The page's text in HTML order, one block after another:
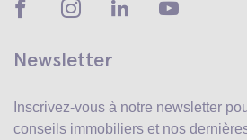
Newsletter
Inscrivez-vous à notre newsletter
conseils immobiliers et nos